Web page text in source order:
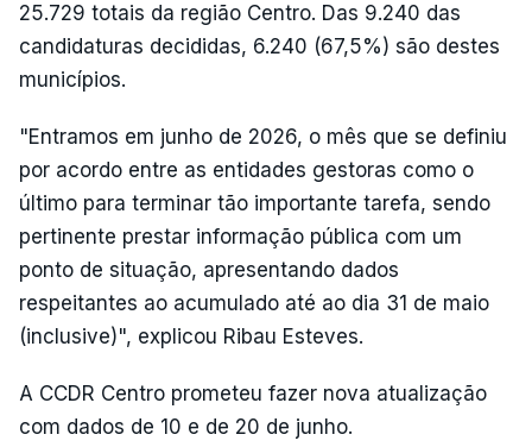
25.729 totais da região Centro. Das 9.240 das
candidaturas decididas, 6.240 (67,5%) são destes
municípios.
"Entramos em junho de 2026, o mês que se definiu
por acordo entre as entidades gestoras como o
último para terminar tão importante tarefa, sendo
pertinente prestar informação pública com um
ponto de situação, apresentando dados
respeitantes ao acumulado até ao dia 31 de maio
(inclusive)", explicou Ribau Esteves.
A CCDR Centro prometeu fazer nova atualização
com dados de 10 e de 20 de junho.